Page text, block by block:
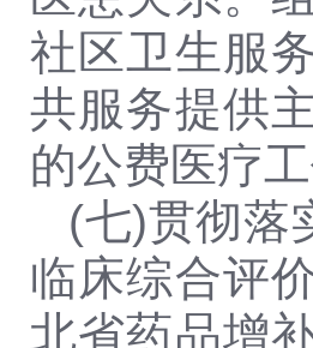
社区卫生服
共服务提供
的公费医疗工
(七)贯彻落
临床综合评
北省药品增